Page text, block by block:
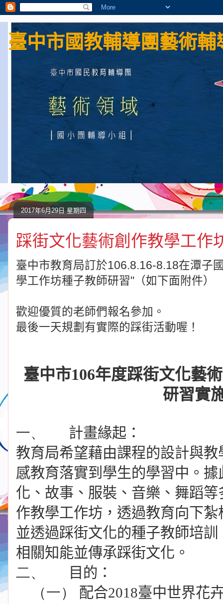
臺中市國教輔導團藝術
2017年6月29日 星期四
踩街文化藝術創作教學工作
臺中市教育局訂於106.8.16-8.18在潭子
學工作坊種子教師研習"（如下面附件）
歡迎優質的老師們報名參加。
最後一天規劃有實際的踩街活動喔！
臺中市106年度踩街文化藝
研習實
一、
計畫緣起：
教育局希望藉由課程的設計與
感教育落實到學生的學習中。
化、故事、服裝、音樂、舞蹈
作教學工作坊，透過教育向下
並透過踩街文化的種子教師培
相關知能並傳承踩街文化。
二、
目的：
（一）
配合2018臺中世界花